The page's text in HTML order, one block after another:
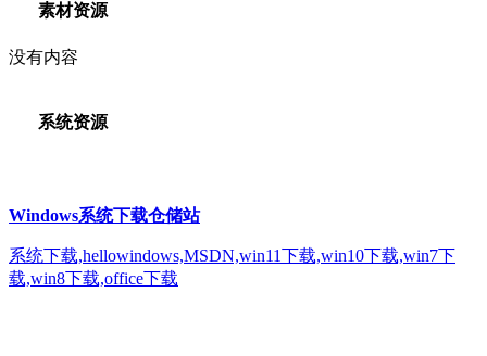
素材资源
没有内容
系统资源
Windows系统下载仓储站
系统下载,hellowindows,MSDN,win11下载,win10下载,win7下
载,win8下载,office下载